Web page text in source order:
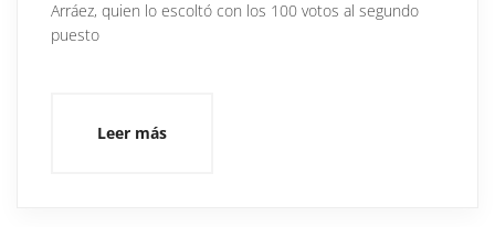
Arráez, quien lo escoltó con los 100 votos al segundo
puesto
Leer más